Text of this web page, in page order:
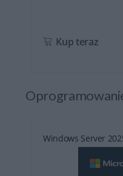
Kup teraz
Windows Server